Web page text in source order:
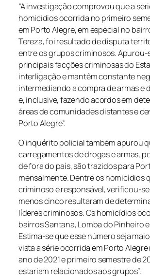
“A investigação comprovou que a
homicídios ocorrida no primeiro
em Porto Alegre, em especial no
Tereza, foi resultado de disputa
entre os grupos criminosos. Apurou-
principais facções criminosas do
interligação e mantêm constante
intermediando a compra de armas e
e, inclusive, fazendo acordos em
áreas de comunidades distantes e
Porto Alegre”.
O inquérito policial também apurou
carregamentos de drogas e armas,
de fora do país, são trazidos para
mensalmente. Dentre os homicídios
criminoso é responsável, verificou-
menos cinco resultaram de
líderes criminosos. Os homicídios
bairros Santana, Lomba do Pinheiro
Estima-se que esse número seja
vista a série ocorrida em Porto
ano de 2021 e primeiro semestre de
estariam relacionados aos grupos”.